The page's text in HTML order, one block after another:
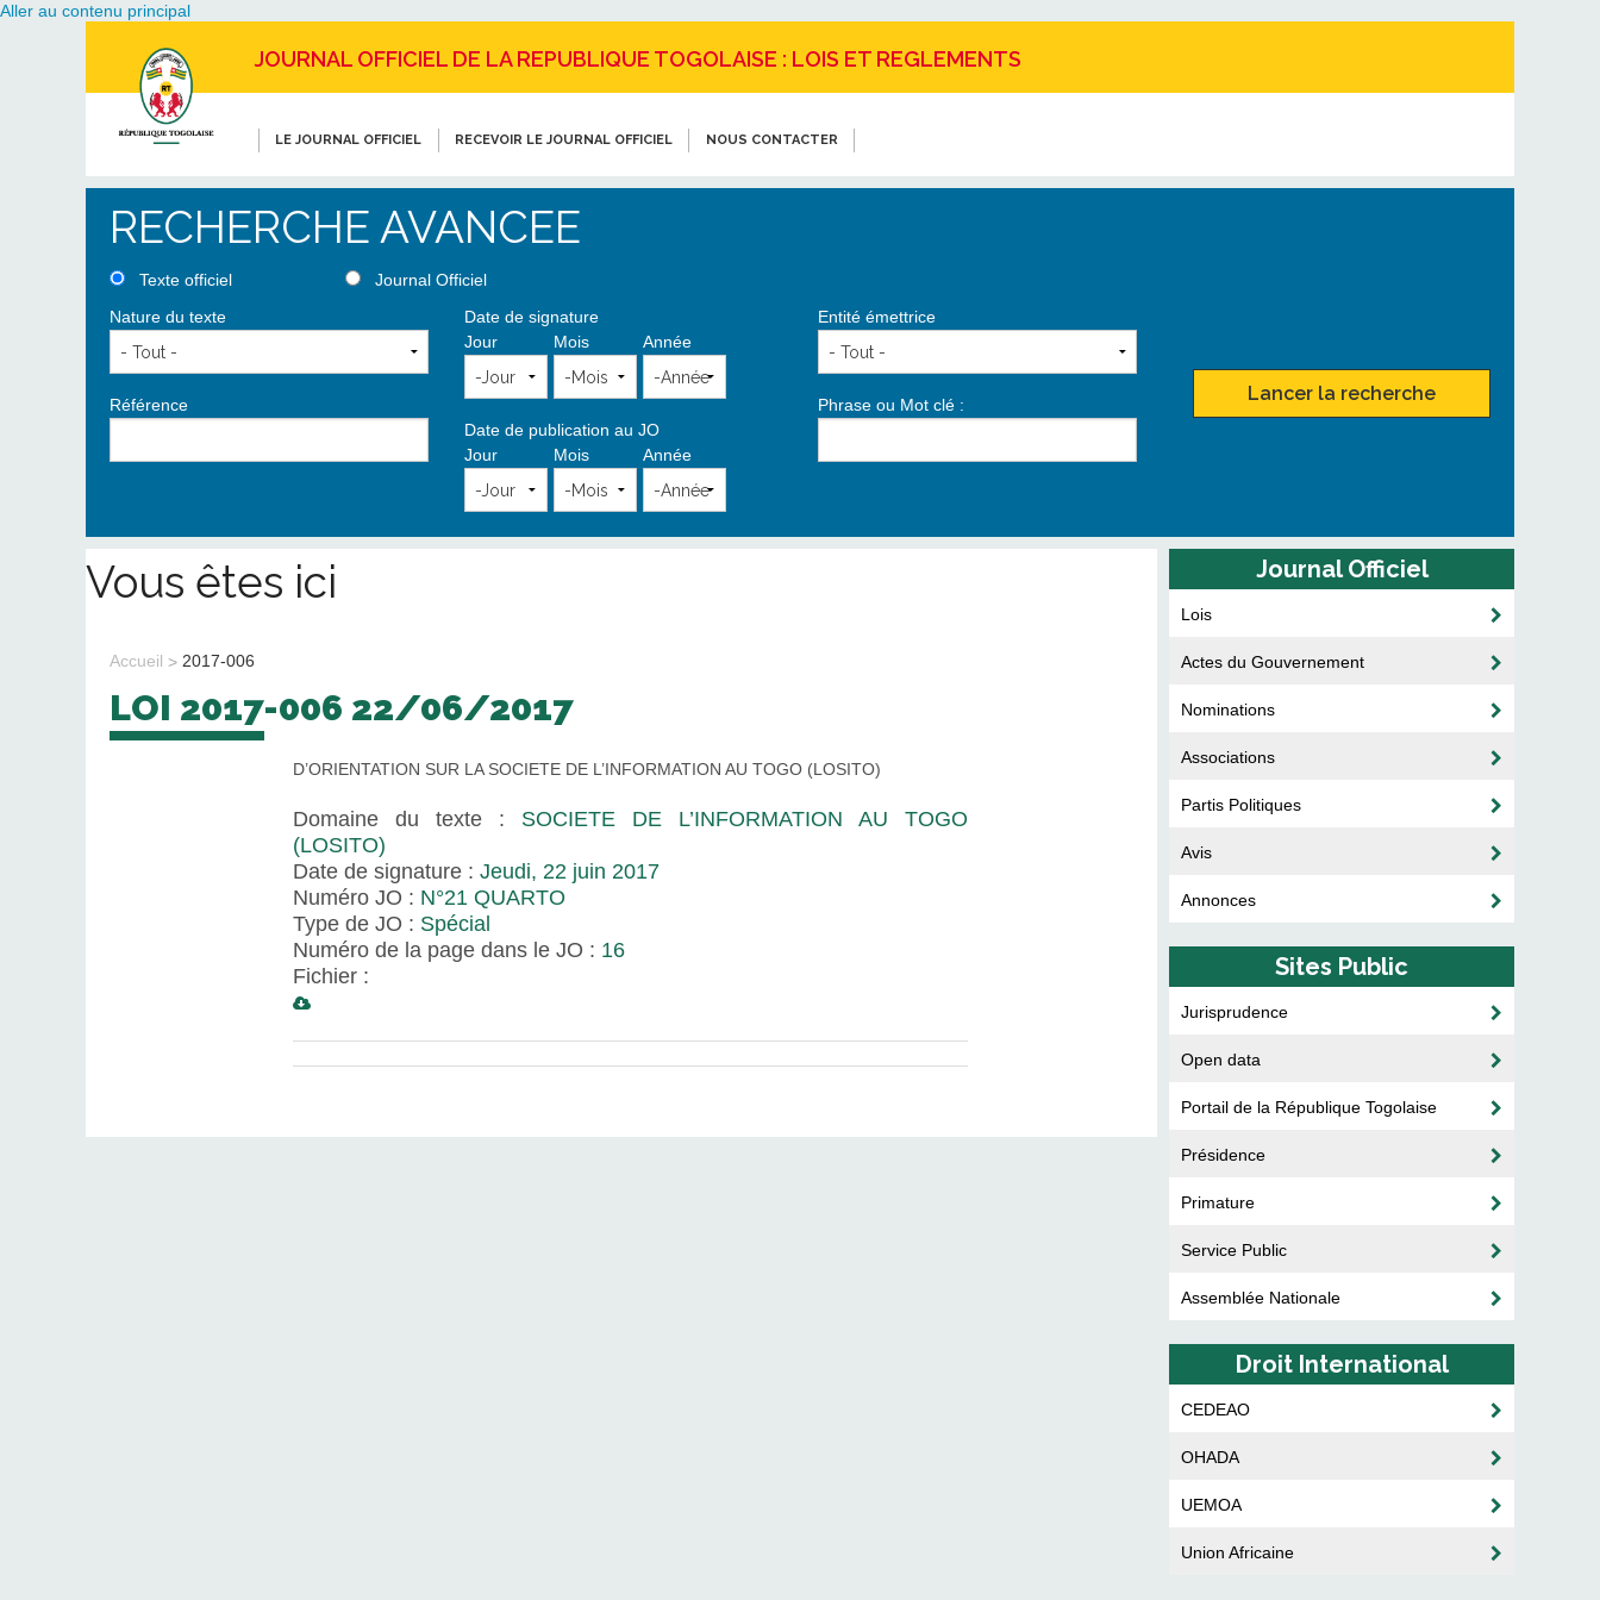
Aller au contenu principal
JOURNAL OFFICIEL DE LA REPUBLIQUE TOGOLAISE : LOIS ET REGLEMENTS
LE JOURNAL OFFICIEL RECEVOIR LE JOURNAL OFFICIEL NOUS CONTACTER
RECHERCHE AVANCEE
Texte officiel
Journal Officiel
Nature du texte
Référence
Date de signature
Jour
Mois Année
Date de publication au JO
Jour
Mois Année
Entité émettrice
Phrase ou Mot clé :
Lancer la recherche
Vous êtes ici
Accueil 2017-006
LOI 2017-006 22/06/2017
D’ORIENTATION SUR LA SOCIETE DE L’INFORMATION AU TOGO (LOSITO)
Domaine du texte : SOCIETE DE L’INFORMATION AU TOGO
(LOSITO)
Date de signature : Jeudi, 22 juin 2017
Numéro JO : N°21 QUARTO
Type de JO : Spécial
Numéro de la page dans le JO : 16
Fichier :
Journal Officiel
Lois
Actes du Gouvernement
Nominations
Associations
Partis Politiques
Avis
Annonces
Sites Public
Jurisprudence
Open data
Portail de la République Togolaise
Présidence
Primature
Service Public
Assemblée Nationale
Droit International
CEDEAO
OHADA
UEMOA
Union Africaine